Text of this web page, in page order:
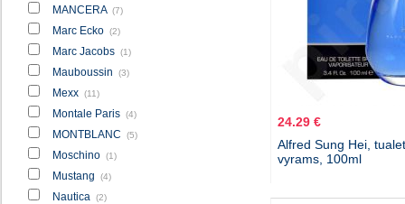
MANCERA (7)
Marc Ecko (2)
Marc Jacobs (1)
Mauboussin (3)
Mexx (11)
Montale Paris (4)
MONTBLANC (5)
Moschino (1)
Mustang (4)
Nautica (2)
24.29 €
Alfred Sung Hei,
vyrams, 100ml